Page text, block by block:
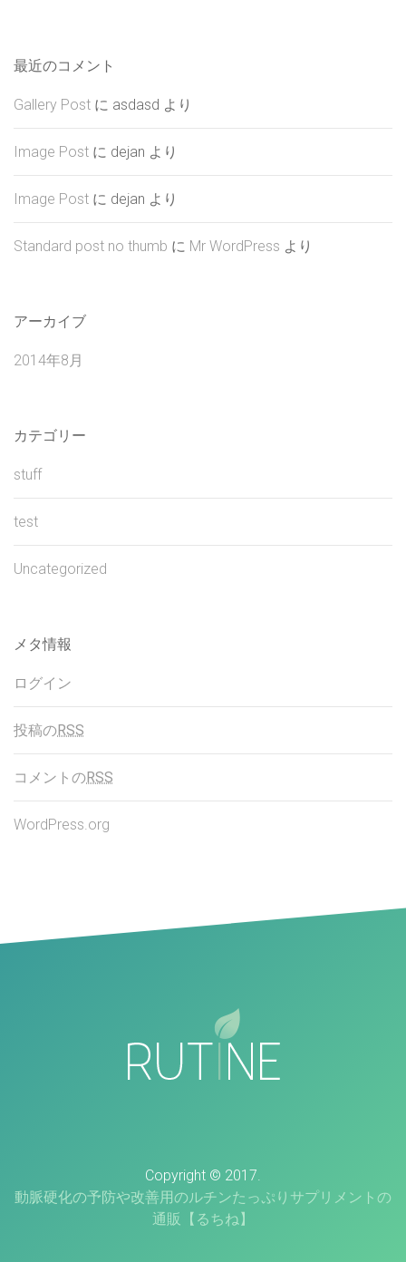
最近のコメント
Gallery Post に asdasd より
Image Post に dejan より
Image Post に dejan より
Standard post no thumb に Mr WordPress より
アーカイブ
2014年8月
カテゴリー
stuff
test
Uncategorized
メタ情報
ログイン
投稿のRSS
コメントのRSS
WordPress.org
Copyright © 2017.
動脈硬化の予防や改善用のルチンたっぷりサプリメントの
通販【るちね】